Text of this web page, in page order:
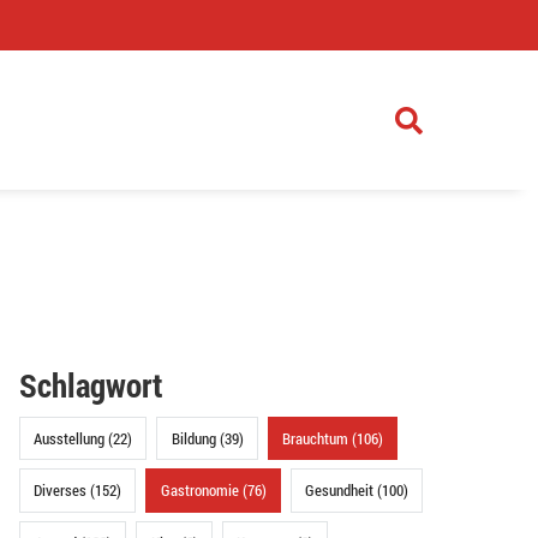
Schlagwort
Ausstellung (22) Bildung (39) Brauchtum (106)
Diverses (152) Gastronomie (76) Gesundheit (100)